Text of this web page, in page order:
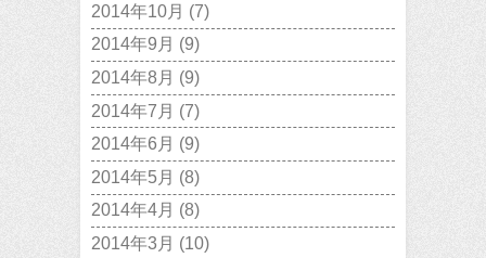
2014年10月 (7)
2014年9月 (9)
2014年8月 (9)
2014年7月 (7)
2014年6月 (9)
2014年5月 (8)
2014年4月 (8)
2014年3月 (10)